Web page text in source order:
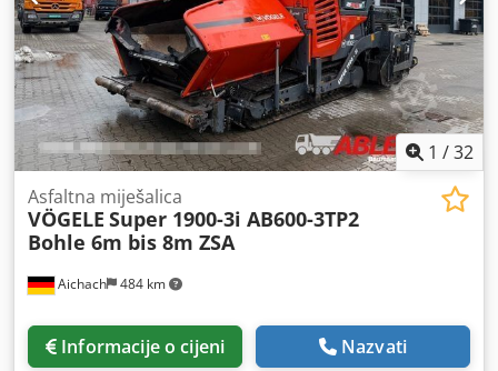
1 /32
Aichach 484 km
Asfaltna miješalica
VÖGELE Super 1900-3i AB600-3TP2
Bohle 6m bis 8m ZSA
Informacije o cijeni Nazvati